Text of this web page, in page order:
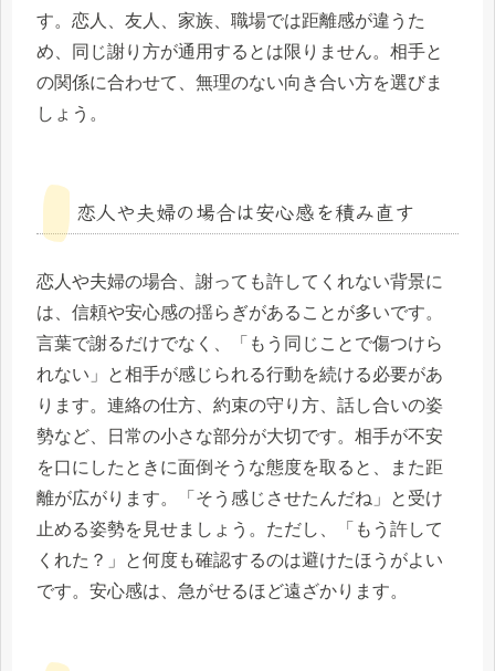
す。恋人、友人、家族、職場では距離感が違うた
め、同じ謝り方が通用するとは限りません。相手と
の関係に合わせて、無理のない向き合い方を選びま
しょう。
恋人や夫婦の場合は安心感を積み直す
恋人や夫婦の場合、謝っても許してくれない背景に
は、信頼や安心感の揺らぎがあることが多いです。
言葉で謝るだけでなく、「もう同じことで傷つけら
れない」と相手が感じられる行動を続ける必要があ
ります。連絡の仕方、約束の守り方、話し合いの姿
勢など、日常の小さな部分が大切です。相手が不安
を口にしたときに面倒そうな態度を取ると、また距
離が広がります。「そう感じさせたんだね」と受け
止める姿勢を見せましょう。ただし、「もう許して
くれた？」と何度も確認するのは避けたほうがよい
です。安心感は、急がせるほど遠ざかります。